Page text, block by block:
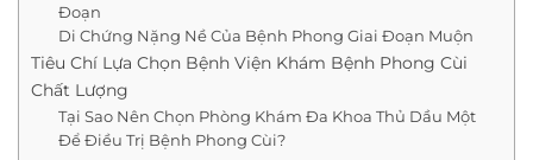
Đoạn
Di Chứng Nặng Nề Của Bệnh Phong Giai Đoạn Muộn
Tiêu Chí Lựa Chọn Bệnh Viện Khám Bệnh Phong Cùi
Chất Lượng
Tại Sao Nên Chọn Phòng Khám Đa Khoa Thủ Dầu Một
Để Điều Trị Bệnh Phong Cùi?